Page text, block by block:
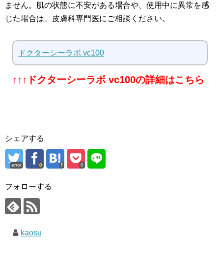
ません。肌の状態に不安がある場合や、使用中に異常を感
じた場合は、皮膚科専門医にご相談ください。
ドクターシーラボ vc100
↑↑↑ドクターシーラボ vc100の詳細はこちら
シェアする
error 0 0
フォローする
kaosu